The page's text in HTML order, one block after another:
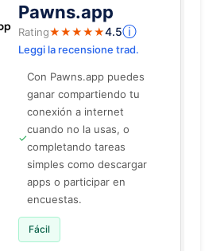
Pawns.app
Rating★★★★★4.5ⓘ
Leggi la recensione trad.
✓
Con Pawns.app puedes
ganar compartiendo tu
conexión a internet
cuando no la usas, o
completando tareas
simples como descargar
apps o participar en
encuestas.
Fácil